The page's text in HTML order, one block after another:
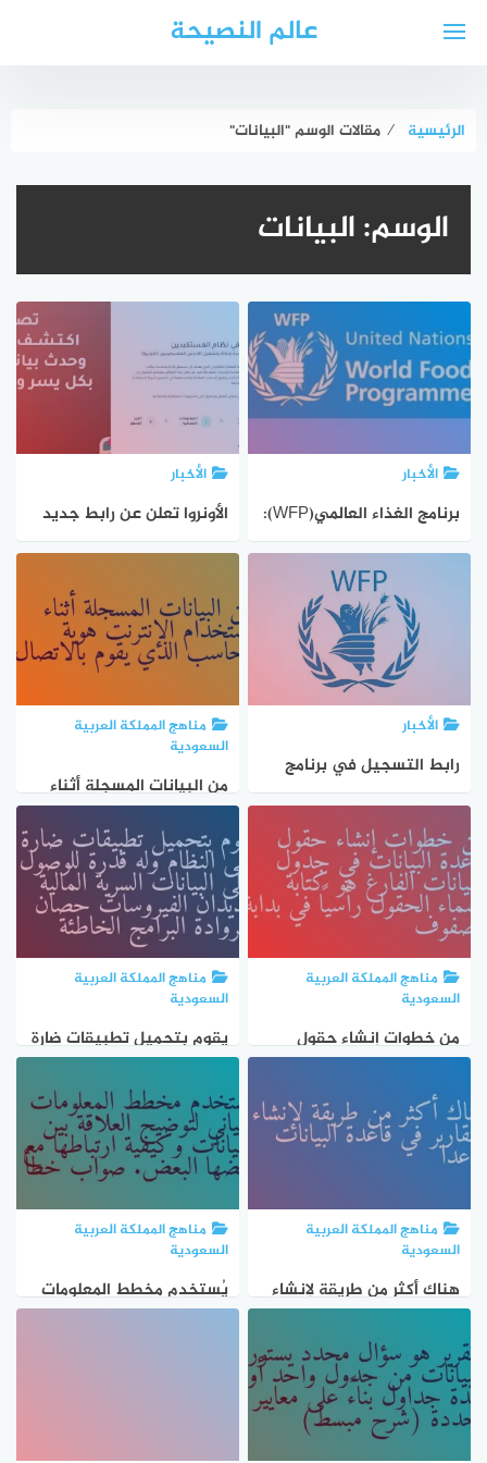
عالم النصيحة
الرئيسية ⁄ مقالات الوسم "البيانات"
الوسم:البيانات
الأخبار
برنامج الغذاء العالمي(WFP):
رابط التسجيل وتحديث
البيانات للحصول على
مساعدات مالية وغذائية
الأخبار
الأونروا تعلن عن رابط جديد
لتحديث البيانات 2025 /
الأخبار
رابط التسجيل في برنامج
الغذاء العالمي وتحديث
البيانات للحصول على الدعم
المالي والغذائي
مناهج المملكة العربية
السعودية
من البيانات المسجلة أثناء
استخدام الإنترنت هوية
الحاسب الذي يقوم بالاتصال.
مناهج المملكة العربية
السعودية
من خطوات إنشاء حقول
البيانات الفارغ هو كتابة
أسماء الحقول رأسياً في
مناهج المملكة العربية
السعودية
يقوم بتحميل تطبيقات ضارة
للوصول على البيانات السرية
المالية الديدان الفيروسات
حصان طروادة البرامج
الخاطئة
مناهج المملكة العربية
السعودية
هناك أكثر من طريقة لإنشاء
ماعدا
مناهج المملكة العربية
السعودية
يُستخدم مخطط المعلومات